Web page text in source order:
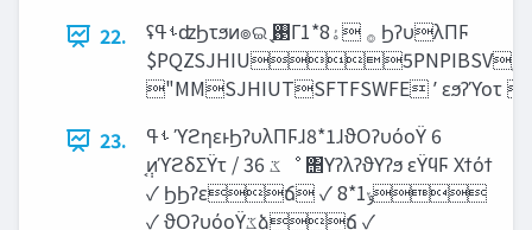
22.
ʢࢀߟʣϦτϧͷ๏ଇ ࢓ֻ͔Γ࡞‫ ۀ‬8*1 ϦʔυλΠϜ
$PQZSJHIU5PNPIBSV/
"MMSJHIUTSFTFSWFE ʹ εϧʔϓοτ
23.
ࢀߟ ϓϩηεͱϦʔυλΠϜɺ8*1ɺϑΟʔυόοΫ 6
͔݄ͷϓϩδΣΫτ / 36 ‫ػ‬ೳ ΢ΥʔλʔϑΥʔϧ εΫϥϜ Χϯόϯ
✓ ϦϦʔεճ ✓ 8*1‫ݸ‬
✓ ϑΟʔυόοΫ‫ػ‬ձճ ✓